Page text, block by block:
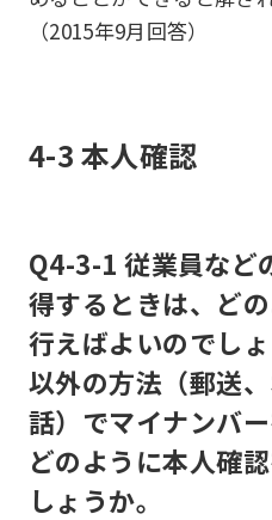
（2015年9月回答）
4-3 本人確認
Q4-3-1 従業員など
得するときは、ど
行えばよいのでし
以外の方法（郵送
話）でマイナンバ
どのように本人確
しょうか。